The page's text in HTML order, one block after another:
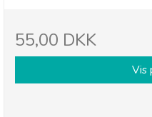
55,00 DKK
Vis